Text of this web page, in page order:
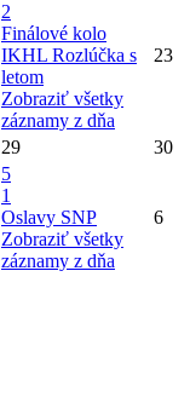
2
Finálové kolo
IKHL Rozlúčka s
letom
Zobraziť všetky
záznamy z dňa
23
29 30
5
1
Oslavy SNP
Zobraziť všetky
záznamy z dňa
6